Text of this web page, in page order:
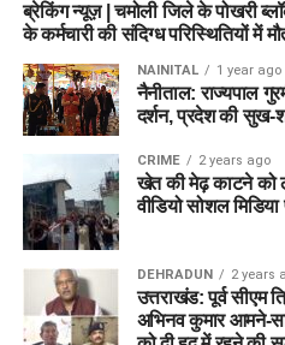
ब्रेकिंग न्यूज़ | चमोली जिले के पोखरी
के कर्मचारी की संदिग्ध परिस्थितियों में
NAINITAL 1 year ago
नैनीताल: राज्यपाल
दर्शन, प्रदेश की सुख-
CRIME 2 years ago
खेत की मेढ़ काटने को
वीडियो सोशल
DEHRADUN 2 years
उत्तराखंड: पूर्व सीएम
अभिनव कुमार आमने-